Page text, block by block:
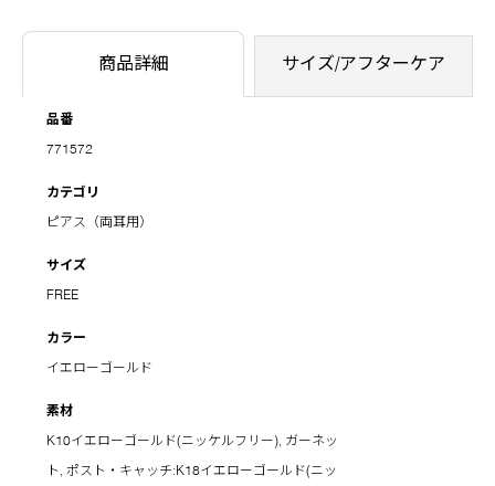
商品詳細 サイズ/アフターケア
品番
771572
カテゴリ
ピアス（両耳用）
サイズ
FREE
カラー
イエローゴールド
素材
K10イエローゴールド(ニッケルフリー), ガーネッ
ト, ポスト・キャッチ:K18イエローゴールド(ニッ